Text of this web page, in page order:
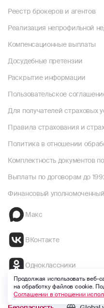
Реестр брокеров и агентов
Реализация непрофильной
Компенсационные выплаты
Досудебные претензии
Раскрытие информации
Пользовательское
Для получателей страховых
Правила страхования и
Политика в отношении
Комплектность документов
Выплаты по договорам до
Финансовый уполномоченный
Макс
ВКонтакте
Одноклассники
Продолжая использовать веб-
на обработку файлов cookie.
Соглашении в отношении